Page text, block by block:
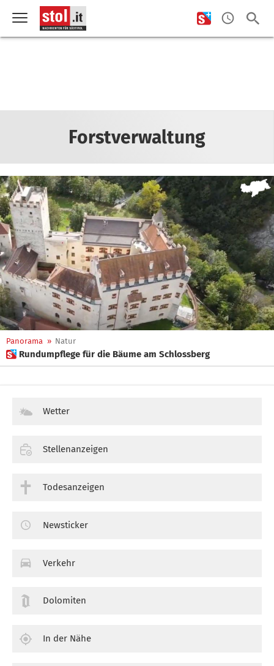
Forstverwaltung
Panorama » Natur
 Rundumpflege für die Bäume am Schlossberg
Wetter
Stellenanzeigen
Todesanzeigen
Newsticker
Verkehr
Dolomiten
In der Nähe